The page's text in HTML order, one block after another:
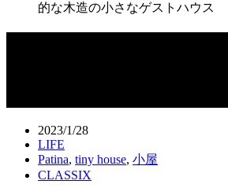
的な木造の小さなゲストハウス
2023/1/28
LIFE
Patina, tiny house, 小屋
CLASSIX